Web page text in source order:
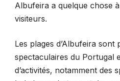
Albufeira a quelque chose
visiteurs.
Les plages d’Albufeira sont
spectaculaires du Portugal
d’activités, notamment des